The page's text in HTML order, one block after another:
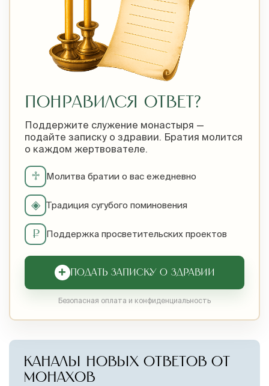
ПОНРАВИЛСЯ ОТВЕТ?
Поддержите служение монастыря —
подайте записку о здравии. Братия молится
о каждом жертвователе.
♱ Молитва братии о вас ежедневно
◈ Традиция сугубого поминовения
₽ Поддержка просветительских проектов
+ ПОДАТЬ ЗАПИСКУ О ЗДРАВИИ
Безопасная оплата и конфиденциальность
КАНАЛЫ НОВЫХ ОТВЕТОВ ОТ
МОНАХОВ